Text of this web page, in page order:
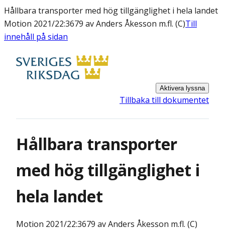
Hållbara transporter med hög tillgänglighet i hela landet
Motion 2021/22:3679 av Anders Åkesson m.fl. (C)Till
innehåll på sidan
Aktivera lyssna
Tillbaka till dokumentet
Hållbara transporter
med hög tillgänglighet i
hela landet
Motion 2021/22:3679 av Anders Åkesson m.fl. (C)